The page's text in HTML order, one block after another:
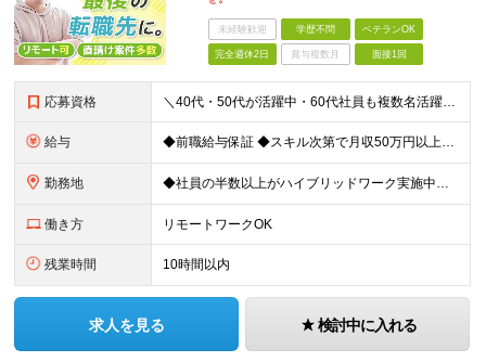
未経験歓迎 学歴不問 ベテランOK
完全週休2日 賞与複数月 面接1回
応募資格 ＼40代・50代が活躍中・60代社員も複数名活躍中／ ◆何らかの開発経験が1年以上ある方 ◆学歴不問 ≪多彩な案件をご用意≫ Java、PHP、C、C⁺⁺、COBOLなどを活かせる案件多数！ これま
給与 ◆前職給与保証 ◆スキル次第で月収50万円以上も可能！ 年俸制：400万円～700万円 ※経験、スキル、前職年収等を考慮の上、当社規定により優遇 ※12分割（月額33万円以上）した金額を毎月支給
勤務地 ◆社員の半数以上がハイブリッドワーク実施中！ ※週2日～3日リモート／週2日～3日出社 ■東京都、神奈川県、埼玉県、千葉県の各プロジェクト先 ※希望を伺い、相談の上で決定します ≪本社≫ 東京
働き方 リモートワークOK
残業時間 10時間以内
求人を見る 検討中に入れる